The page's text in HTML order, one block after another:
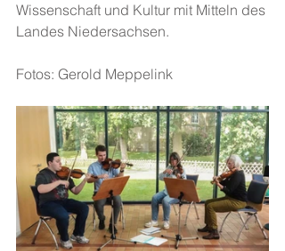
Wissenschaft und Kultur mit Mitteln des
Landes Niedersachsen.
Fotos: Gerold Meppelink